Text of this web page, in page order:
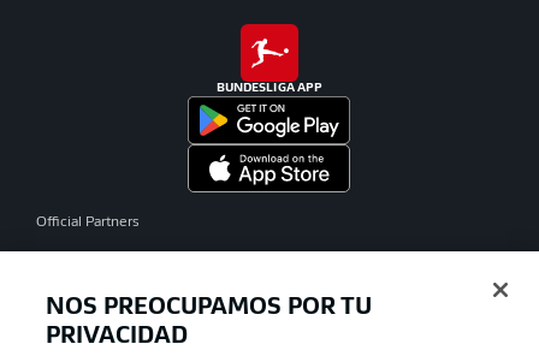
BUNDESLIGA APP
Official Partners
NOS PREOCUPAMOS POR TU
PRIVACIDAD